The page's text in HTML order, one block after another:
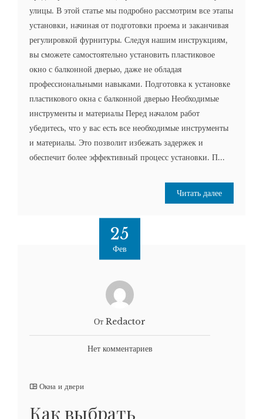
улицы. В этой статье мы подробно рассмотрим все этапы
установки, начиная от подготовки проема и заканчивая
регулировкой фурнитуры. Следуя нашим инструкциям,
вы сможете самостоятельно установить пластиковое
окно с балконной дверью, даже не обладая
профессиональными навыками. Подготовка к установке
пластикового окна с балконной дверью Необходимые
инструменты и материалы Перед началом работ
убедитесь, что у вас есть все необходимые инструменты
и материалы. Это позволит избежать задержек и
обеспечит более эффективный процесс установки. П...
Читать далее
25
Фев
От Redactor
Нет комментариев
Окна и двери
Как выбрать